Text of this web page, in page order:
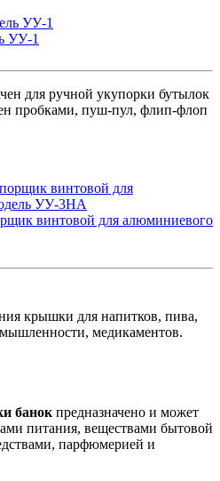
УУ-1
для ручной укупорки бутылок
пробками, пуш-пул, флип-флоп
винтовой для алюминиевого
крышки для напитков, пива,
медикаментов.
банок предназначено и может
питания, веществами бытовой
парфюмерией и